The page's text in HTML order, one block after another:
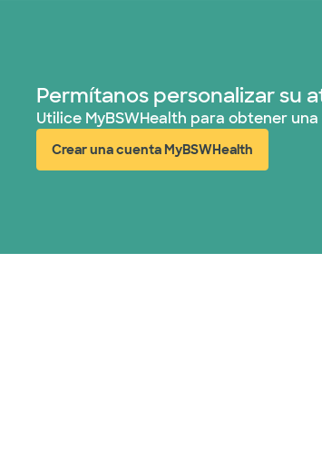
Permítanos personalizar su
Utilice MyBSWHealth para obtener
Crear una cuenta MyBSWHealth
(abre en ventana nueva)